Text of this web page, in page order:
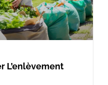
L’enlèvement